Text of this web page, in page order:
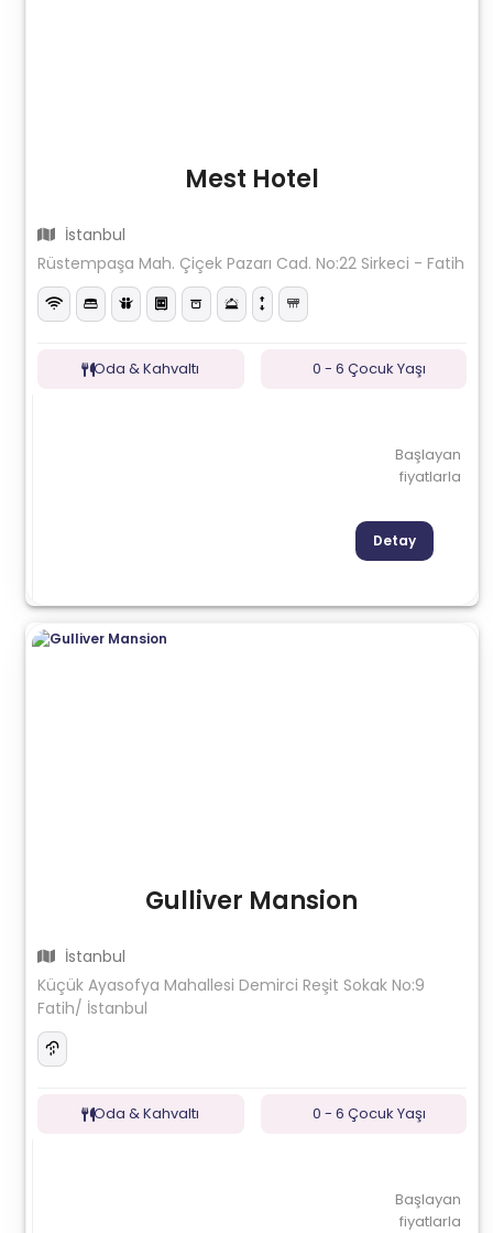
Mest Hotel
İstanbul
Rüstempaşa Mah. Çiçek Pazarı Cad. No:22 Sirkeci - Fatih
Oda & Kahvaltı 0 - 6 Çocuk Yaşı
Başlayan
fiyatlarla
Detay
Gulliver Mansion
İstanbul
Küçük Ayasofya Mahallesi Demirci Reşit Sokak No:9
Fatih/ İstanbul
Oda & Kahvaltı 0 - 6 Çocuk Yaşı
Başlayan
fiyatlarla